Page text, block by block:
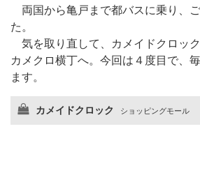
両国から亀戸まで都バスに乗り、
た。
気を取り直して、カメイドクロック
カメクロ横丁へ。今回は４度目で、
ます。
カメイドクロック ショッピングモール